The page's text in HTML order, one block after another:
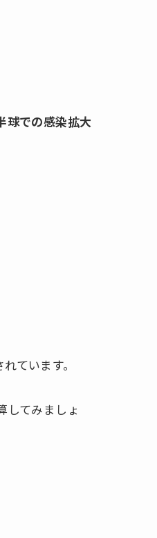
での感染拡大
ています。
してみましょ